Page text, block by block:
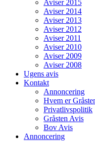
Aviser 2015
Aviser 2014
Aviser 2013
Aviser 2012
Aviser 2011
Aviser 2010
Aviser 2009
Aviser 2008
Ugens avis
Kontakt
Annoncering
Hvem er
Privatlivspolitik
Gråsten Avis
Bov Avis
Annoncering